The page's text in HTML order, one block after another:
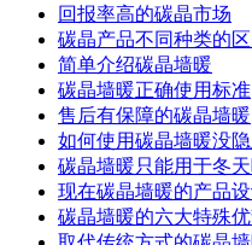
回报率高的碳晶市场
碳晶产品不同种类的区
简单介绍碳晶墙暖
碳晶墙暖正确使用标准
售后有保障的碳晶墙暖
如何使用碳晶墙暖没隐
碳晶墙暖只能用于冬
现在碳晶墙暖的产品
碳晶墙暖的六大特殊